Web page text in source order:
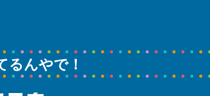
るんやで！